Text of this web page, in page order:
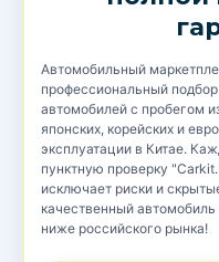
Автомобильный
профессиональный
автомобилей с пробегом
японских, корейских и
эксплуатации в Китае.
пунктную проверку
исключает риски и
качественный
ниже российского рынка!